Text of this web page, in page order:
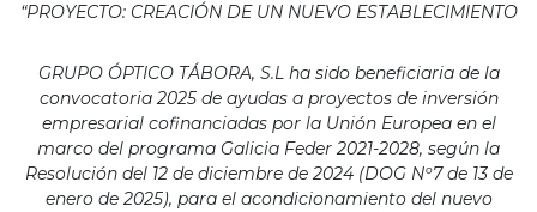
“PROYECTO: CREACIÓN DE UN NUEVO ESTABLECIMIENTO
GRUPO ÓPTICO TÁBORA, S.L ha sido beneficiaria de la
convocatoria 2025 de ayudas a proyectos de inversión
empresarial cofinanciadas por la Unión Europea en el
marco del programa Galicia Feder 2021-2028, según la
Resolución del 12 de diciembre de 2024 (DOG Nº7 de 13 de
enero de 2025), para el acondicionamiento del nuevo